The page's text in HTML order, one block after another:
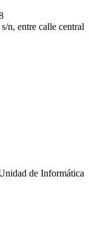
n, entre calle central
de Informática